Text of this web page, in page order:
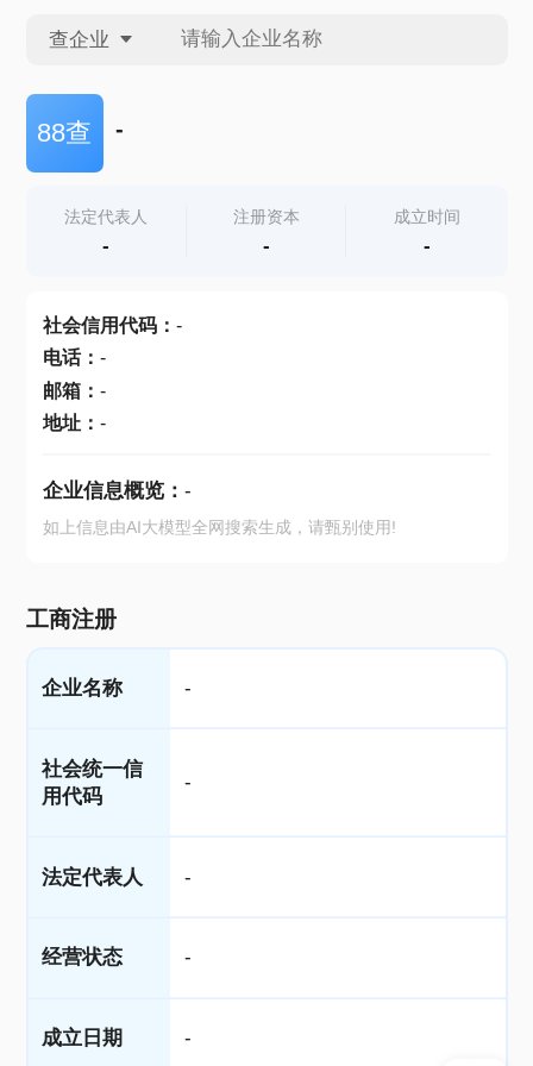
查企业
查企业
查产地
88查 -
法定代表人
-
注册资本
-
成立时间
-
社会信用代码： -
电话： -
邮箱： -
地址： -
企业信息概览： -
如上信息由AI大模型全网搜索生成，请甄别使用!
工商注册
企业名称 -
社会统一信
用代码
-
法定代表人 -
经营状态 -
成立日期 -